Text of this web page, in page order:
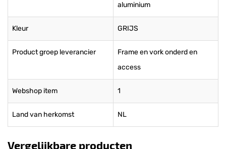
aluminium
Kleur GRIJS
Product groep leverancier
Frame en vork onderd en
access
Webshop item 1
Land van herkomst NL
Vergelijkbare producten